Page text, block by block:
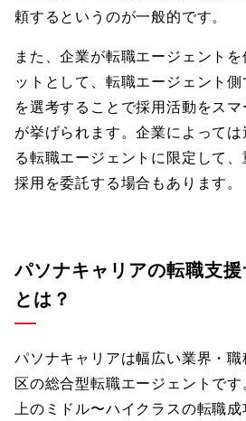
頼するというのが一般的です。
また、企業が転職エージェントを
ットとして、転職エージェント
を選考することで採用活動をス
が挙げられます。企業によって
る転職エージェントに限定して
採用を委託する場合もあります。
パソナキャリアの転職支
とは？
パソナキャリアは幅広い業界・
区の総合型転職エージェントで
上のミドル〜ハイクラスの転職